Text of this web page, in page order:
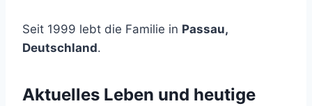
Seit 1999 lebt die Familie in Passau,
Deutschland.
Aktuelles Leben und heutige